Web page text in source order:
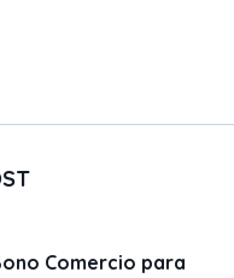
Comercio para